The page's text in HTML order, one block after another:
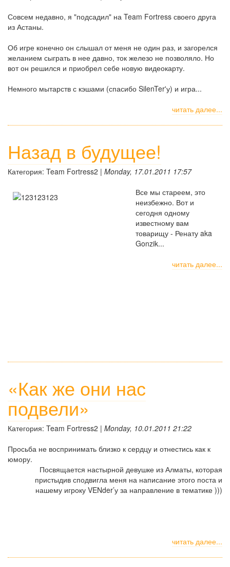
Совсем недавно, я "подсадил" на Team Fortress своего друга
из Астаны.
Об игре конечно он слышал от меня не один раз, и загорелся
желанием сыграть в нее давно, ток железо не позволяло. Но
вот он решился и приобрел себе новую видеокарту.
Немного мытарств с кэшами (спасибо SilenTer'у) и игра...
читать далее...
Назад в будущее!
Категория: Team Fortress2 | Monday, 17.01.2011 17:57
Все мы стареем, это
неизбежно. Вот и
сегодня одному
известному вам
товарищу - Ренату aka
Gonzik...
читать далее...
«Как же они нас
подвели»
Категория: Team Fortress2 | Monday, 10.01.2011 21:22
Просьба не воспринимать близко к сердцу и отнестись как к
юмору.
Посвящается настырной девушке из Алматы, которая
пристыдив сподвигла меня на написание этого поста и
нашему игроку VENder’у за направление в тематике )))
читать далее...